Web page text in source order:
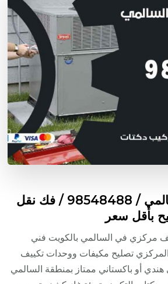
شركة تكييف السالمي / 98548488 / فك نقل
بأقل سعر
مركزي في السالمي بالكويت فني
المركزي تصليح مكيفات ووحدات تكييف
أو باكستاني ممتاز بمنطقة السالمي